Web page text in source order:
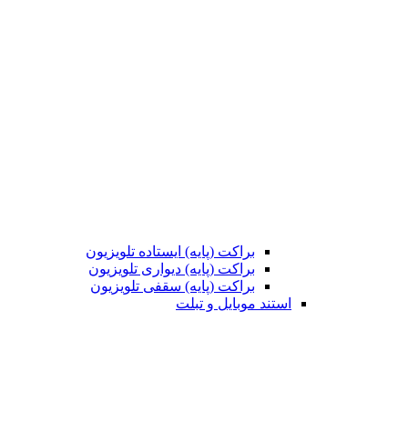
براکت (پایه) ایستاده تلویزیون
براکت (پایه) دیواری تلویزیون
براکت (پایه) سقفی تلویزیون
استند موبایل و تبلت